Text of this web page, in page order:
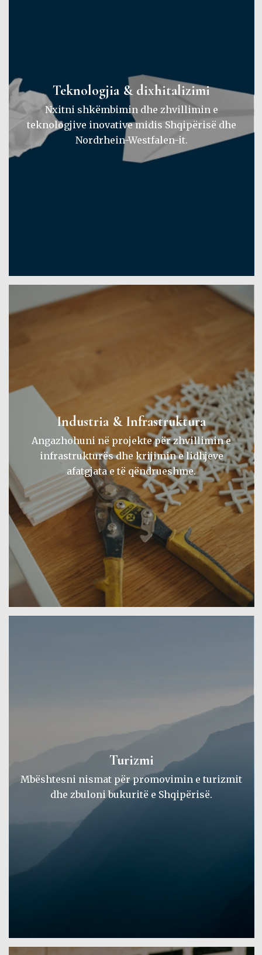
Teknologjia & dixhitalizimi
Nxitni shkëmbimin dhe zhvillimin e
teknologjive inovative midis Shqipërisë dhe
Nordrhein-Westfalen-it.
Industria & Infrastruktura
Angazhohuni në projekte për zhvillimin e
infrastrukturës dhe krijimin e lidhjeve
afatgjata e të qëndrueshme.
Turizmi
Mbështesni nismat për promovimin e turizmit
dhe zbuloni bukuritë e Shqipërisë.